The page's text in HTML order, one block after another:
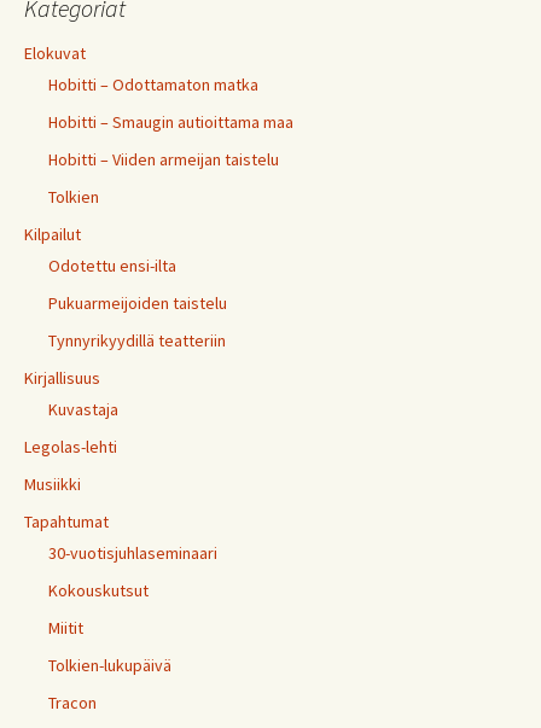
Kategoriat
Elokuvat
Hobitti – Odottamaton matka
Hobitti – Smaugin autioittama maa
Hobitti – Viiden armeijan taistelu
Tolkien
Kilpailut
Odotettu ensi-ilta
Pukuarmeijoiden taistelu
Tynnyrikyydillä teatteriin
Kirjallisuus
Kuvastaja
Legolas-lehti
Musiikki
Tapahtumat
30-vuotisjuhlaseminaari
Kokouskutsut
Miitit
Tolkien-lukupäivä
Tracon